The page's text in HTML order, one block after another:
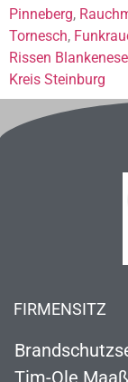
Pinneberg,
Tornesch,
Rissen Blankenese
Kreis Steinburg
FIRMENSITZ
Tim-Ole Maaß